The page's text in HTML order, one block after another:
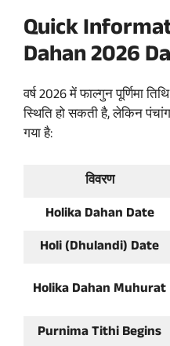
Quick
Dahan 2026
वर्ष 2026 में फाल्गुन पूर्णिमा
स्थिति हो सकती है, लेकिन
गया है:
विवरण
Holika Dahan Date
Holi (Dhulandi) Date
Holika Dahan Muhurat
Purnima Tithi Begins